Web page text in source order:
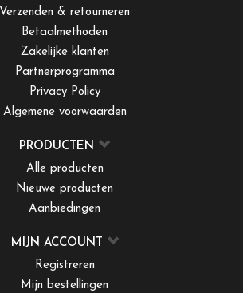
Verzenden & retourneren
Betaalmethoden
Zakelijke klanten
Partnerprogramma
Privacy Policy
Algemene voorwaarden
PRODUCTEN
Alle producten
Nieuwe producten
Aanbiedingen
MIJN ACCOUNT
Registreren
Mijn bestellingen